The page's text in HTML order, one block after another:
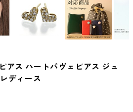
アス ハートパヴェピアス ジュ
ディース